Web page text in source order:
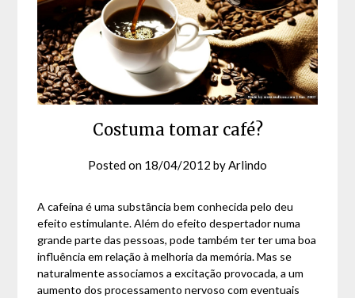
Costuma tomar café?
Posted on 18/04/2012 byArlindo
A cafeína é uma substância bem conhecida pelo deu
efeito estimulante. Além do efeito despertador numa
grande parte das pessoas, pode também ter ter uma boa
influência em relação à melhoria da memória. Mas se
naturalmente associamos a excitação provocada, a um
aumento dos processamento nervoso com eventuais